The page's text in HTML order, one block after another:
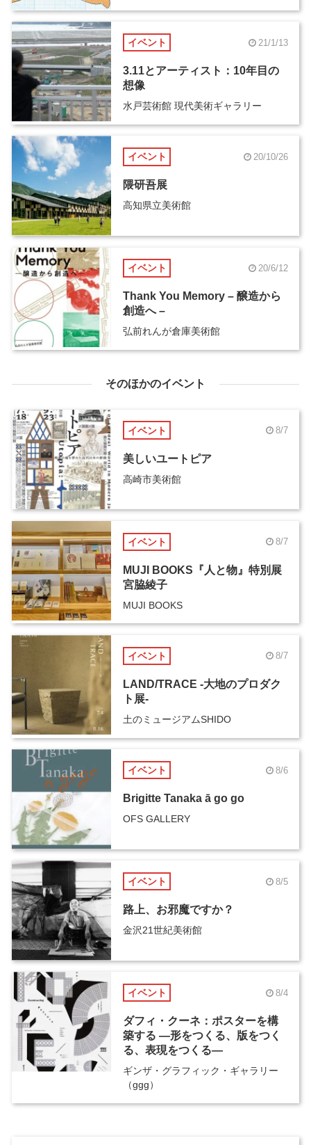
イベント 21/1/13
3.11とアーティスト：10年目の
想像
水戸芸術館 現代美術ギャラリー
イベント 20/10/26
隈研吾展
高知県立美術館
イベント 20/6/12
Thank You Memory – 醸造から
創造へ –
弘前れんが倉庫美術館
そのほかのイベント
イベント 8/7
美しいユートピア
高崎市美術館
イベント 8/7
MUJI BOOKS『人と物』特別展
宮脇綾子
MUJI BOOKS
イベント 8/7
LAND/TRACE -大地のプロダク
ト展-
土のミュージアムSHIDO
イベント 8/6
Brigitte Tanaka ā go go
OFS GALLERY
イベント 8/5
路上、お邪魔ですか？
金沢21世紀美術館
イベント 8/4
ダフィ・クーネ：ポスターを構
築する ―形をつくる、版をつく
る、表現をつくる―
ギンザ・グラフィック・ギャラリー
（ggg）